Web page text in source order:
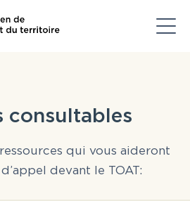
consultables
qui vous aideront
devant le TOAT: